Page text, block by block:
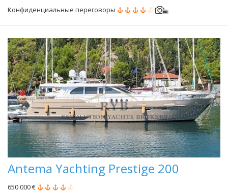
Конфиденциальные переговоры
Antema Yachting Prestige 200
650 000 €